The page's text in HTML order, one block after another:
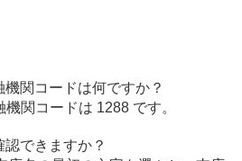
関コードは何ですか？
関コードは 1288 です。
できますか？